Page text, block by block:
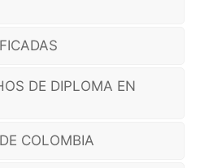
DE DIPLOMA EN
COLOMBIA